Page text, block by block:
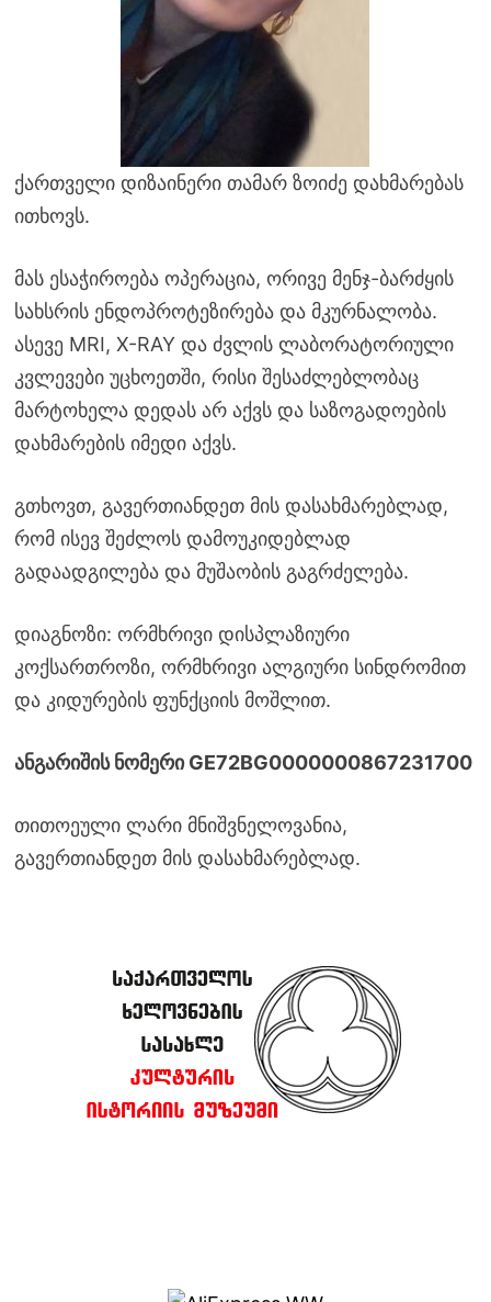
ქართველი დიზაინერი თამარ ზოიძე დახმარებას
ითხოვს.
მას ესაჭიროება ოპერაცია, ორივე მენჯ-ბარძყის
სახსრის ენდოპროტეზირება და მკურნალობა.
ასევე MRI, X-RAY და ძვლის ლაბორატორიული
კვლევები უცხოეთში, რისი შესაძლებლობაც
მარტოხელა დედას არ აქვს და საზოგადოების
დახმარების იმედი აქვს.
გთხოვთ, გავერთიანდეთ მის დასახმარებლად,
რომ ისევ შეძლოს დამოუკიდებლად
გადაადგილება და მუშაობის გაგრძელება.
დიაგნოზი: ორმხრივი დისპლაზიური
კოქსართროზი, ორმხრივი ალგიური სინდრომით
და კიდურების ფუნქციის მოშლით.
ანგარიშის ნომერი GE72BG0000000867231700
თითოეული ლარი მნიშვნელოვანია,
გავერთიანდეთ მის დასახმარებლად.